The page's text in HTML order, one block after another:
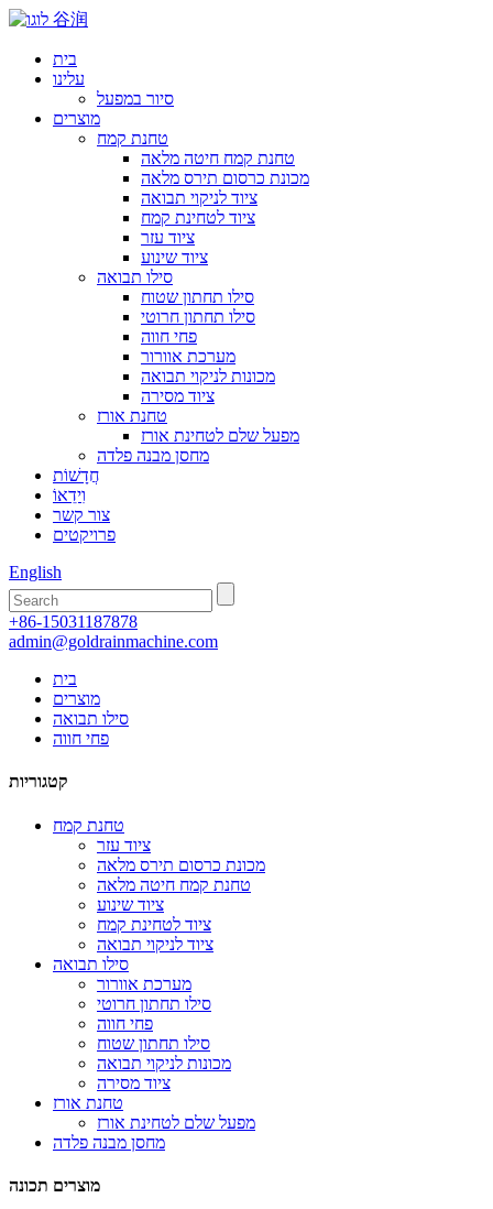
בית
עלינו
סיור במפעל
מוצרים
טחנת קמח
טחנת קמח חיטה מלאה
מכונת כרסום תירס מלאה
ציוד לניקוי תבואה
ציוד לטחינת קמח
ציוד עזר
ציוד שינוע
סילו תבואה
סילו תחתון שטוח
סילו תחתון חרוטי
פחי חווה
מערכת אוורור
מכונות לניקוי תבואה
ציוד מסירה
טחנת אורז
מפעל שלם לטחינת אורז
מחסן מבנה פלדה
חֲדָשׁוֹת
וִידֵאוֹ
צור קשר
פרויקטים
English
+86-15031187878
admin@goldrainmachine.com
בית
מוצרים
סילו תבואה
פחי חווה
קטגוריות
טחנת קמח
ציוד עזר
מכונת כרסום תירס מלאה
טחנת קמח חיטה מלאה
ציוד שינוע
ציוד לטחינת קמח
ציוד לניקוי תבואה
סילו תבואה
מערכת אוורור
סילו תחתון חרוטי
פחי חווה
סילו תחתון שטוח
מכונות לניקוי תבואה
ציוד מסירה
טחנת אורז
מפעל שלם לטחינת אורז
מחסן מבנה פלדה
מוצרים תכונה